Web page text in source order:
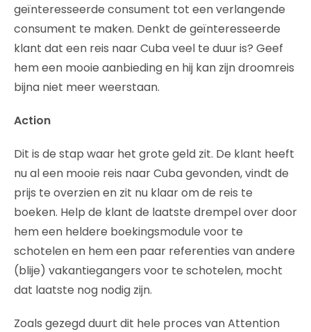
geïnteresseerde consument tot een verlangende
consument te maken. Denkt de geïnteresseerde
klant dat een reis naar Cuba veel te duur is? Geef
hem een mooie aanbieding en hij kan zijn droomreis
bijna niet meer weerstaan.
Action
Dit is de stap waar het grote geld zit. De klant heeft
nu al een mooie reis naar Cuba gevonden, vindt de
prijs te overzien en zit nu klaar om de reis te
boeken. Help de klant de laatste drempel over door
hem een heldere boekingsmodule voor te
schotelen en hem een paar referenties van andere
(blije) vakantiegangers voor te schotelen, mocht
dat laatste nog nodig zijn.
Zoals gezegd duurt dit hele proces van Attention